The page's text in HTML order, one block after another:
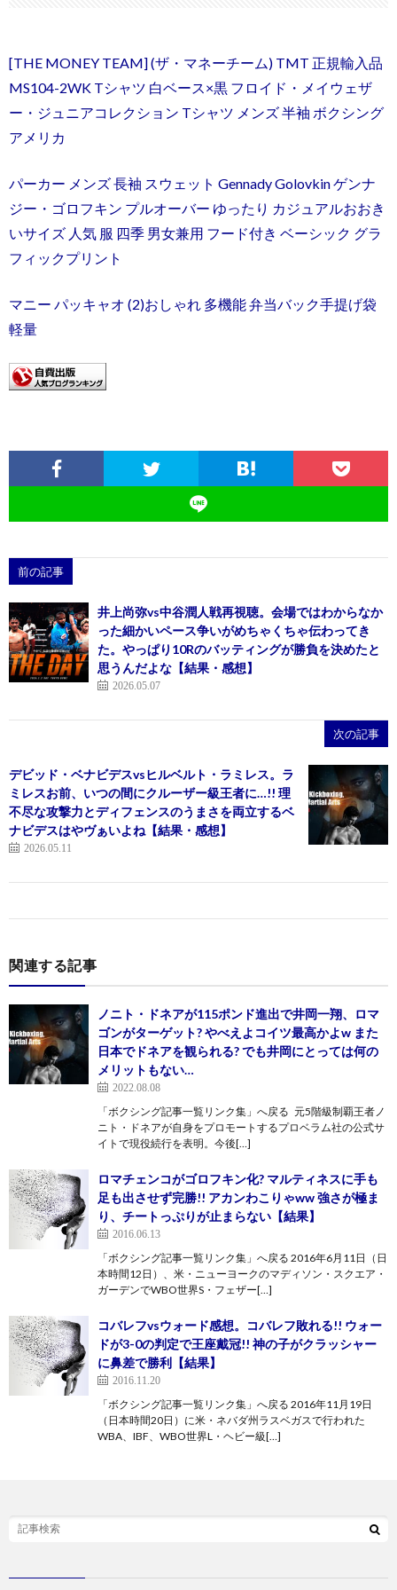
[THE MONEY TEAM] (ザ・マネーチーム) TMT 正規輸入品
MS104-2WK Tシャツ 白ベース×黒 フロイド・メイウェザ
ー・ジュニアコレクション Tシャツ メンズ 半袖 ボクシング
アメリカ
パーカー メンズ 長袖 スウェット Gennady Golovkin ゲンナ
ジー・ゴロフキン プルオーバー ゆったり カジュアルおおき
いサイズ 人気 服 四季 男女兼用 フード付き ベーシック グラ
フィックプリント
マニー パッキャオ (2)おしゃれ 多機能 弁当バック手提げ袋
軽量
前の記事
井上尚弥vs中谷潤人戦再視聴。会場ではわからなか
った細かいペース争いがめちゃくちゃ伝わってき
た。やっぱり10Rのバッティングが勝負を決めたと
思うんだよな【結果・感想】
2026.05.07
次の記事
デビッド・ベナビデスvsヒルベルト・ラミレス。ラ
ミレスお前、いつの間にクルーザー級王者に…!! 理
不尽な攻撃力とディフェンスのうまさを両立するベ
ナビデスはやヴぁいよね【結果・感想】
2026.05.11
関連する記事
ノニト・ドネアが115ポンド進出で井岡一翔、ロマ
ゴンがターゲット? やべえよコイツ最高かよw また
日本でドネアを観られる? でも井岡にとっては何の
メリットもない…
2022.08.08
「ボクシング記事一覧リンク集」へ戻る 元5階級制覇王者ノ
ニト・ドネアが自身をプロモートするプロベラム社の公式サ
イトで現役続行を表明。今後[…]
ロマチェンコがゴロフキン化? マルティネスに手も
足も出させず完勝!! アカンわこりゃww 強さが極ま
り、チートっぷりが止まらない【結果】
2016.06.13
「ボクシング記事一覧リンク集」へ戻る 2016年6月11日（日
本時間12日）、米・ニューヨークのマディソン・スクエア・
ガーデンでWBO世界S・フェザー[…]
コバレフvsウォード感想。コバレフ敗れる!! ウォー
ドが3-0の判定で王座戴冠!! 神の子がクラッシャー
に鼻差で勝利【結果】
2016.11.20
「ボクシング記事一覧リンク集」へ戻る 2016年11月19日
（日本時間20日）に米・ネバダ州ラスベガスで行われた
WBA、IBF、WBO世界L・ヘビー級[…]